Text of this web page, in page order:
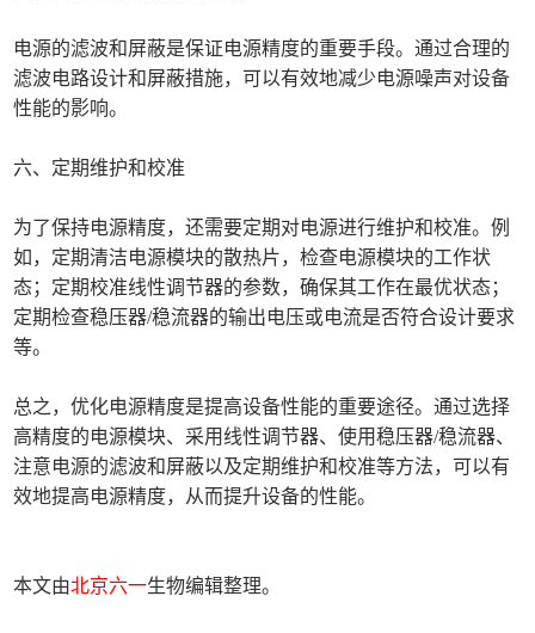
电源的滤波和屏蔽是保证电源精度的重要手段。通过合理的
滤波电路设计和屏蔽措施，可以有效地减少电源噪声对设备
性能的影响。
六、定期维护和校准
为了保持电源精度，还需要定期对电源进行维护和校准。例
如，定期清洁电源模块的散热片，检查电源模块的工作状
态；定期校准线性调节器的参数，确保其工作在最优状态；
定期检查稳压器/稳流器的输出电压或电流是否符合设计要求
等。
总之，优化电源精度是提高设备性能的重要途径。通过选择
高精度的电源模块、采用线性调节器、使用稳压器/稳流器、
注意电源的滤波和屏蔽以及定期维护和校准等方法，可以有
效地提高电源精度，从而提升设备的性能。
本文由北京六一生物编辑整理。